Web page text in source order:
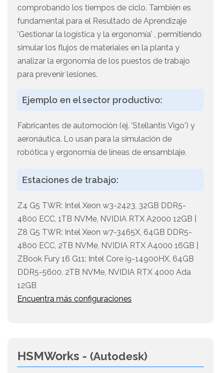
comprobando los tiempos de ciclo. También es
fundamental para el Resultado de Aprendizaje
'Gestionar la logística y la ergonomía' , permitiendo
simular los flujos de materiales en la planta y
analizar la ergonomía de los puestos de trabajo
para prevenir lesiones.
Ejemplo en el sector productivo:
Fabricantes de automoción (ej. 'Stellantis Vigo') y
aeronáutica. Lo usan para la simulación de
robótica y ergonomía de líneas de ensamblaje.
Estaciones de trabajo:
Z4 G5 TWR: Intel Xeon w3-2423, 32GB DDR5-
4800 ECC, 1TB NVMe, NVIDIA RTX A2000 12GB |
Z8 G5 TWR: Intel Xeon w7-3465X, 64GB DDR5-
4800 ECC, 2TB NVMe, NVIDIA RTX A4000 16GB |
ZBook Fury 16 G11: Intel Core i9-14900HX, 64GB
DDR5-5600, 2TB NVMe, NVIDIA RTX 4000 Ada
12GB
Encuentra más configuraciones
HSMWorks - (Autodesk)